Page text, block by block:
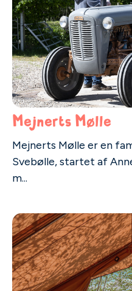
Mejnerts Mølle
Mejnerts Mølle er en
Svebølle, startet af
m...